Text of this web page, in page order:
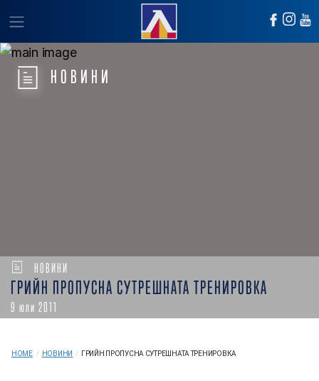
НОВИНИ
НОВИНИ
ГРИЙН ПРОПУСНА СУТРЕШНАТА ТРЕНИРОВКА
9 юли 2011
HOME / НОВИНИ / ГРИЙН ПРОПУСНА СУТРЕШНАТА ТРЕНИРОВКА